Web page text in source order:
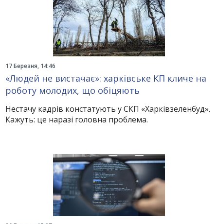
17 Березня, 14:46
«Людей не вистачає»: харківське КП кличе на
роботу молодих, що обіцяють
Нестачу кадрів констатують у СКП «Харківзеленбуд».
Кажуть: це наразі головна проблема.